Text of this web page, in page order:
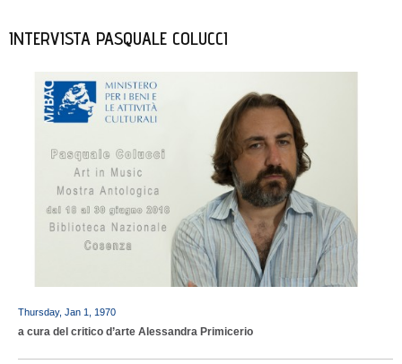
INTERVISTA PASQUALE COLUCCI
Thursday, Jan 1, 1970
a cura del critico d’arte Alessandra Primicerio